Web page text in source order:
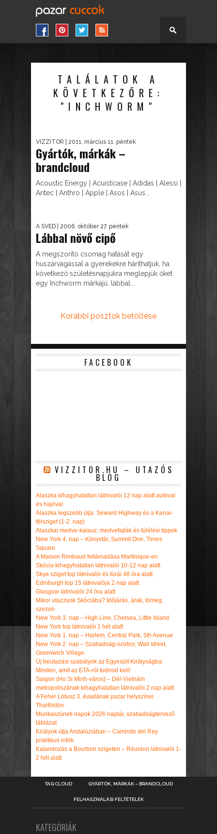
TALÁLATOK A
KÖVETKEZŐRE:
"INCHWORM"
VIZZITOR | 2011. március 11. péntek
Gyártók, márkák –
brandcloud
Acoustic Energy | Acuisticase | Adidas | Alessi |
Antec | Anthro | Apple | Asos | Asus...
A SVED | 2006. október 27. péntek
Lábbal növő cipő
A megszorító csomag hatását egy
huszárvágással a gyerekekre háríthatjuk, ha
következő születésnapjukra meglepjük őket
egy Inchworm márkájú, lábbal...
Korábbi posztok betöltése
FACEBOOK
VIZZITOR.HU – UTAZÓS
BLOG
Alaszka kihagyhatatlan látnivalói 12 nap alatt autóval
és hajóval
Alaszka legszebb útja: Seward Highway és a Kenai-
félsziget (1-2. nap)
Alaszkai medve-kalauz: medvefajták és túlélési tippek
New York 4. nap – Könyvtár, Summit One, Times
Square
A Maison Rimbaud feltámadása Martinique-en
Skócia kihagyhatatlan látnivalói 10-12 nap alatt
Skye sziget top látnivalói és túrái 48 óra alatt
Edinburgh top 15 látnivalója 2 nap alatt
Glasgow látnivalói 24 óra alatt
Mikor utazzunk Skóciába? Időjárás, árak, tömeg,
szezon
New York 3. nap – High Line, Chelsea, Little Island
New York top látnivalói 1 hét alatt
New York 1. nap – Harlem, Central Park, 5th Avenue
New York 2. nap – Szabadság-szobor, Wall street,
Greenwich Village
Új beutazási szabályok az Egyesült Királyságba:
Minden, amit az ETA-ról tudnod kell!
Saigon (Ho Si Minh-város) – Dél-Vietnám
metropoliszának kihagyhatatlan látnivalói 2 nap alatt
A Fehér Lótusz 3. évadának pazar helyszínei
Thaiföldön
Munkaszüneti napok 2026 naptár, szabadságtervező
táblázat
Királyok útja Andalúziában – Caminito del Rey
praktikus infók
Kalandozás a Bourbon szigeten – Réunion látnivalói 1-
2 hét alatt
TAG CLOUD GYÁRTÓK, MÁRKÁK – BRANDCLOUD
FELHASZNÁLÁSI FELTÉTELEK
KATEGÓRIÁK